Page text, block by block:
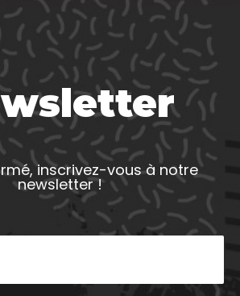
inscrivez-vous à notre
newsletter !